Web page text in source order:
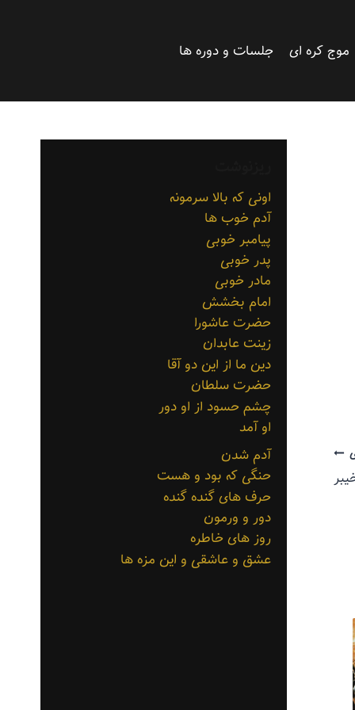
موج کره ای جلسات و دوره ها
اونی که بالا سرمونه
آدم خوب ها
پیامبر خوبی
پدر خوبی
مادر خوبی
امام بخشش
حضرت عاشورا
زینت عابدان
دین ما از این دو آقا
حضرت سلطان
چشم حسود از او دور
او آمد
آدم شدن
حنگی که بود و هست
حرف های گنده گنده
دور و ورمون
روز های خاطره
عشق و عاشقی و این مزه ها